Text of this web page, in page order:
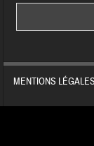
MENTIONS LÉGALES